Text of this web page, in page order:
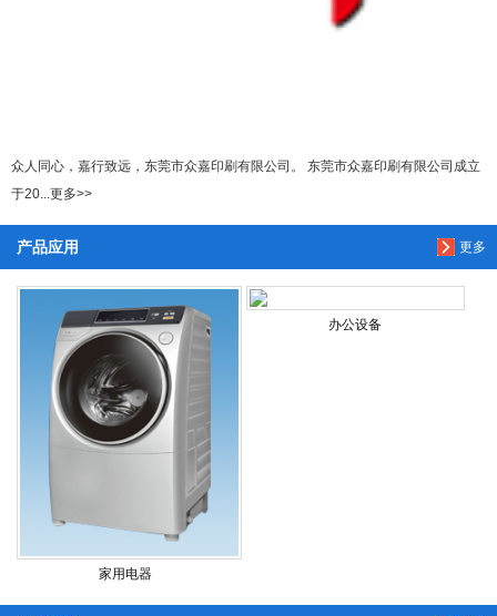
众人同心，嘉行致远，东莞市众嘉印刷有限公司。 东莞市众嘉印刷有限公司成立
于20...更多>>
更多
产品应用
家用电器
办公设备